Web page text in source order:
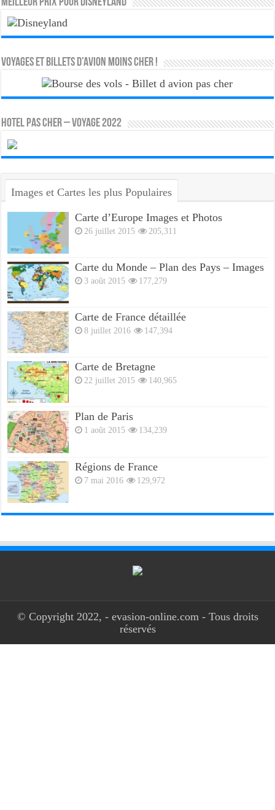
Voyages et Billets d’Avion moins cher !
HOTEL PAS CHER – VOYAGE 2022
Images et Cartes les plus Populaires
Carte d’Europe Images et Photos
26 juillet 2015 205,311
Carte du Monde – Plan des Pays – Images
3 août 2015 177,279
Carte de France détaillée
8 juillet 2016 147,394
Carte de Bretagne
22 juillet 2015 140,965
Plan de Paris
1 août 2015 134,239
Régions de France
7 mai 2016 129,972
© Copyright 2022, - evasion-online.com - Tous droits
réservés